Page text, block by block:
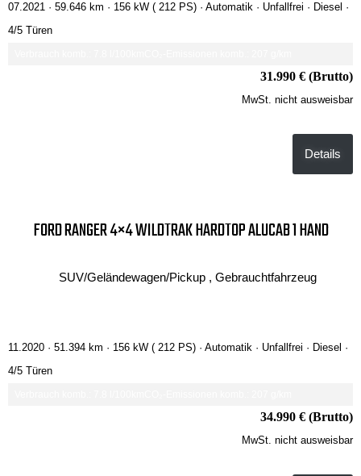
07.2021 · 59.646 km · 156 kW ( 212 PS) · Automatik · Unfallfrei · Diesel ·
4/5 Türen
31.990 € (Brutto)
MwSt. nicht ausweisbar
Details
FORD RANGER 4×4 WILDTRAK HARDTOP ALUCAB 1 HAND
SUV/Geländewagen/Pickup , Gebrauchtfahrzeug
11.2020 · 51.394 km · 156 kW ( 212 PS) · Automatik · Unfallfrei · Diesel ·
4/5 Türen
34.990 € (Brutto)
MwSt. nicht ausweisbar